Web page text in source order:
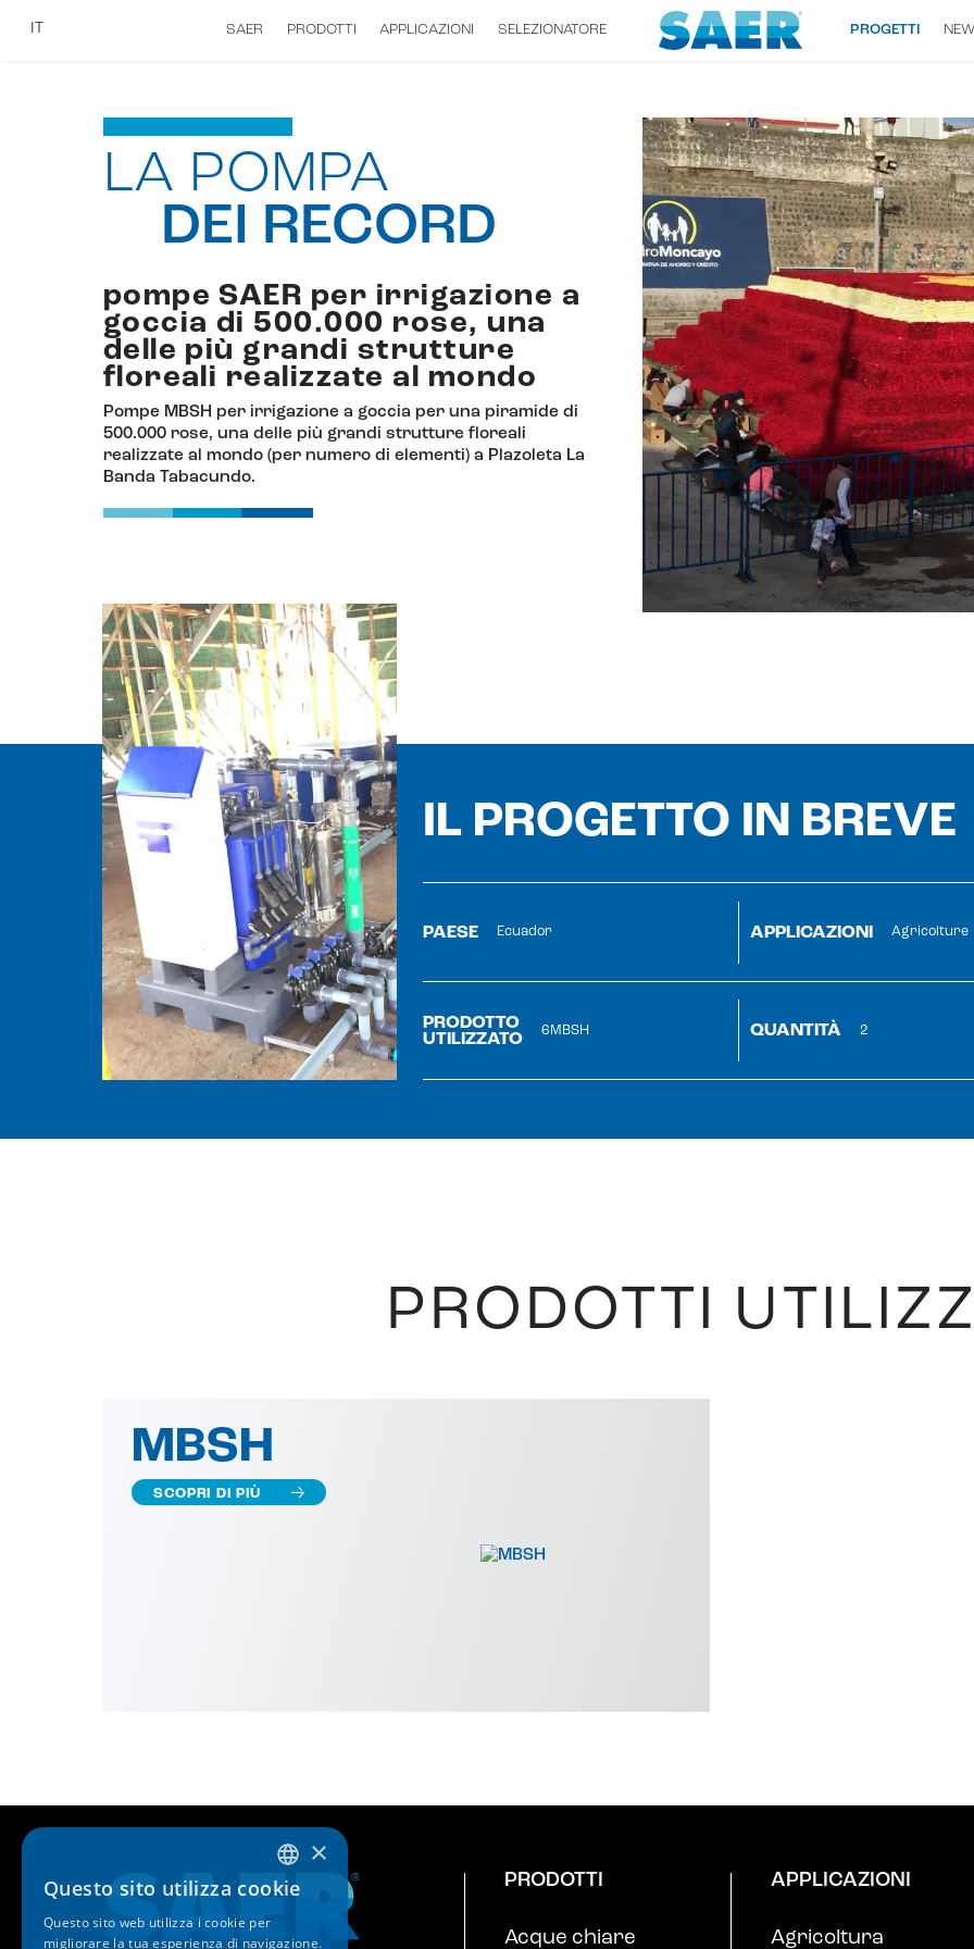
SAER PRODOTTI APPLICAZIONI SELEZIONATORE PROGETTI
LA POMPA
DEI RECORD
pompe SAER per irrigazione a
goccia di 500.000 rose, una
delle più grandi strutture
floreali realizzate al mondo
Pompe MBSH per irrigazione a goccia per una piramide di
500.000 rose, una delle più grandi strutture floreali
realizzate al mondo (per numero di elementi) a Plazoleta La
Banda Tabacundo.
IL PROGETTO IN BREVE
PAESE Ecuador APPLICAZIONI Agricolture
PRODOTTO
UTILIZZATO
6MBSH QUANTITÀ 2
PRODOTTI
MBSH
SCOPRI DI PIÙ
PRODOTTI
Acque chiare
APPLICAZIONI
Agricoltura
ITALIAN
×
Questo sito utilizza cookie
Questo sito web utilizza i cookie per
migliorare la tua esperienza di navigazione.